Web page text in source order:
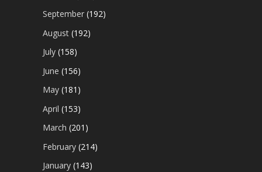
September(192)
August(192)
July(158)
June(156)
May(181)
April(153)
March(201)
February(214)
January(143)